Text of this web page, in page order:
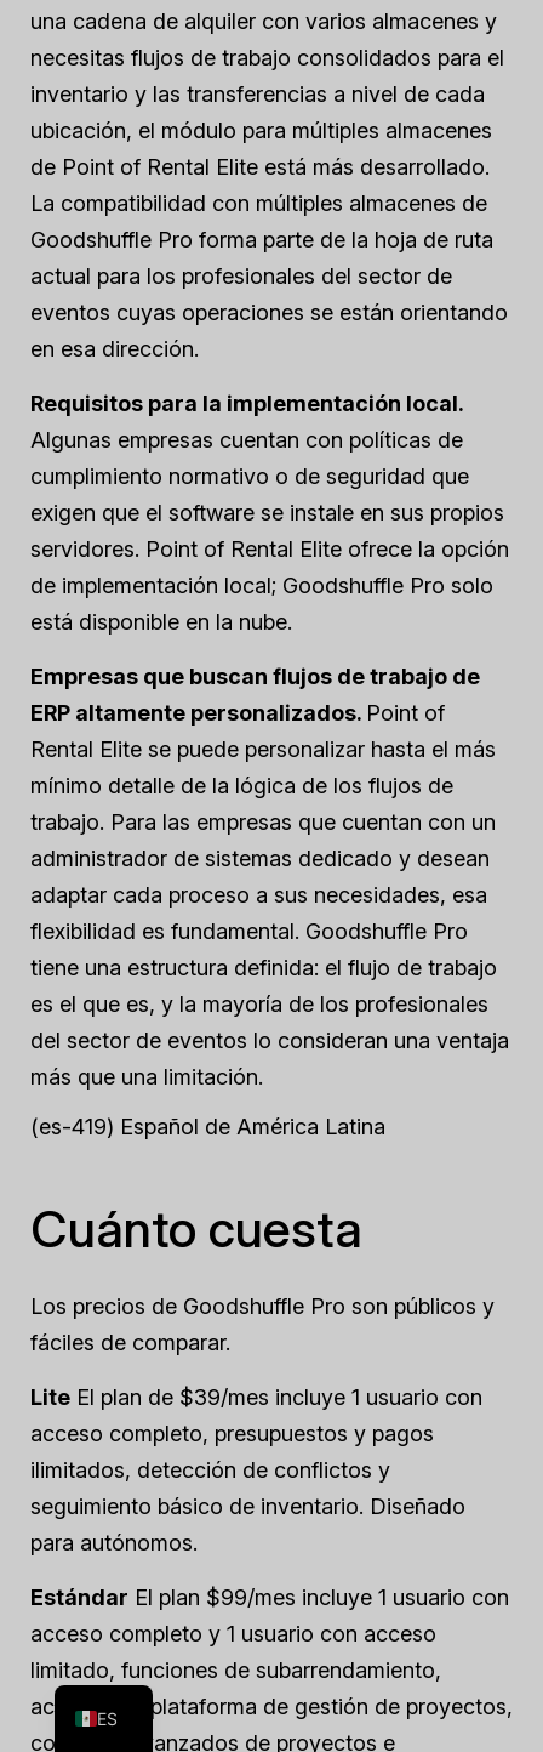
una cadena de alquiler con varios almacenes y
necesitas flujos de trabajo consolidados para el
inventario y las transferencias a nivel de cada
ubicación, el módulo para múltiples almacenes
de Point of Rental Elite está más desarrollado.
La compatibilidad con múltiples almacenes de
Goodshuffle Pro forma parte de la hoja de ruta
actual para los profesionales del sector de
eventos cuyas operaciones se están orientando
en esa dirección.
Requisitos para la implementación local.
Algunas empresas cuentan con políticas de
cumplimiento normativo o de seguridad que
exigen que el software se instale en sus propios
servidores. Point of Rental Elite ofrece la opción
de implementación local; Goodshuffle Pro solo
está disponible en la nube.
Empresas que buscan flujos de trabajo de
ERP altamente personalizados. Point of
Rental Elite se puede personalizar hasta el más
mínimo detalle de la lógica de los flujos de
trabajo. Para las empresas que cuentan con un
administrador de sistemas dedicado y desean
adaptar cada proceso a sus necesidades, esa
flexibilidad es fundamental. Goodshuffle Pro
tiene una estructura definida: el flujo de trabajo
es el que es, y la mayoría de los profesionales
del sector de eventos lo consideran una ventaja
más que una limitación.
(es-419) Español de América Latina
Cuánto cuesta
Los precios de Goodshuffle Pro son públicos y
fáciles de comparar.
Lite El plan de $39/mes incluye 1 usuario con
acceso completo, presupuestos y pagos
ilimitados, detección de conflictos y
seguimiento básico de inventario. Diseñado
para autónomos.
Estándar El plan $99/mes incluye 1 usuario con
acceso completo y 1 usuario con acceso
limitado, funciones de subarrendamiento,
acceso a la plataforma de gestión de proyectos,
controles avanzados de proyectos e
ES
EN
FR